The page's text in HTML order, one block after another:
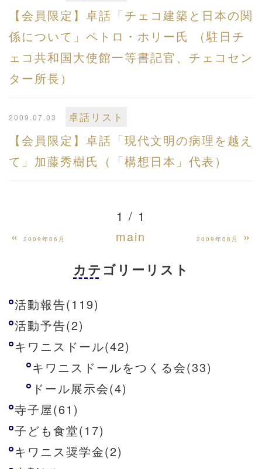
【会員限定】卓話「チェコ建築と日本の関
係について」ペトロ・ホリー氏 （駐日チ
ェコ共和国大使館一等書記官、チェコセン
ター所長）
2009.07.03 卓話リスト
【会員限定】卓話「現代文明の病理を越え
て」加藤秀樹氏（「構想日本」代表）
1 / 1
«
2009年06月 main 2009年08月 »
カテゴリーリスト
活動報告(119)
活動予告(2)
キワニスドール(42)
キワニスドールをつくる会(33)
ドール展示会(4)
寺子屋(61)
子ども食堂(17)
キワニス奨学金(2)